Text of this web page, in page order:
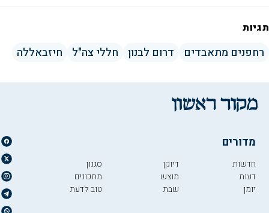
תגיות
רחפנים מתאבדים דרום לבנון חללי צה"ל חיזבאללה
מדורים
חדשות
דעות
יומן
דיוקן
מוצש
שבת
סגנון
מתכונים
טוב לדעת